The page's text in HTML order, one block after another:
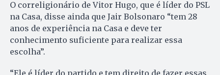
O correligionário de Vitor Hugo, que é líder do PSL
na Casa, disse ainda que Jair Bolsonaro “tem 28
anos de experiência na Casa e deve ter
conhecimento suficiente para realizar essa
escolha”.